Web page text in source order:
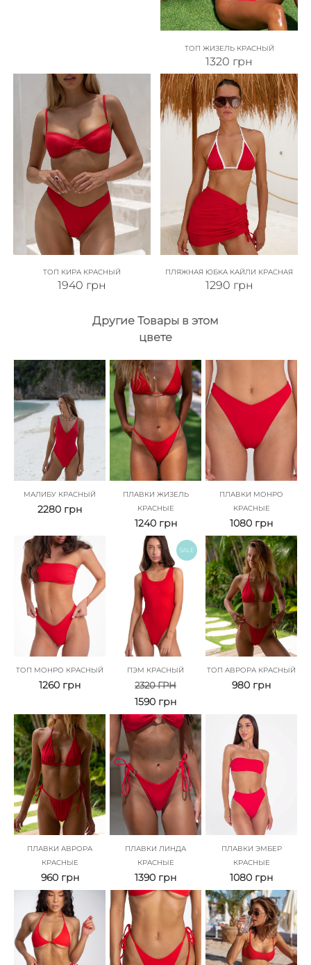
ТОП ЖИЗЕЛЬ КРАСНЫЙ
1320 грн
ТОП КИРА КРАСНЫЙ
1940 грн
ПЛЯЖНАЯ ЮБКА КАЙЛИ КРАСНАЯ
1290 грн
Другие Товары в этом
цвете
МАЛИБУ КРАСНЫЙ
2280 грн
ПЛАВКИ ЖИЗЕЛЬ
КРАСНЫЕ
1240 грн
ПЛАВКИ МОНРО
КРАСНЫЕ
1080 грн
ТОП МОНРО КРАСНЫЙ
1260 грн
SALE
ПЭМ КРАСНЫЙ
2320ГРН
1590 грн
ТОП АВРОРА КРАСНЫЙ
980 грн
ПЛАВКИ АВРОРА
КРАСНЫЕ
960 грн
ПЛАВКИ ЛИНДА
КРАСНЫЕ
1390 грн
ПЛАВКИ ЭМБЕР
КРАСНЫЕ
1080 грн